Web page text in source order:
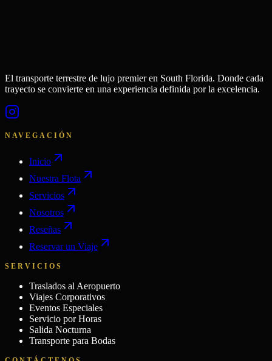
El transporte terrestre de lujo premier en South Florida. Donde cada
trayecto se convierte en una experiencia definida por la excelencia.
NAVEGACIÓN
Inicio
Nuestra Flota
Servicios
Nosotros
Reseñas
Reservar un Viaje
SERVICIOS
Traslados al Aeropuerto
Viajes Corporativos
Eventos Especiales
Servicio por Horas
Salida Nocturna
Transporte para Bodas